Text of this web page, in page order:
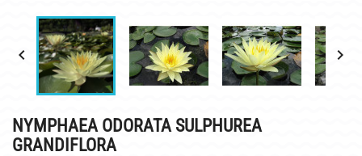
CAFÉ MARLIACEA
HORAIRES ET ACCÈS
NOS SOIRÉES ESTIVALES
 
NYMPHAEA ODORATA SULPHUREA
GRANDIFLORA